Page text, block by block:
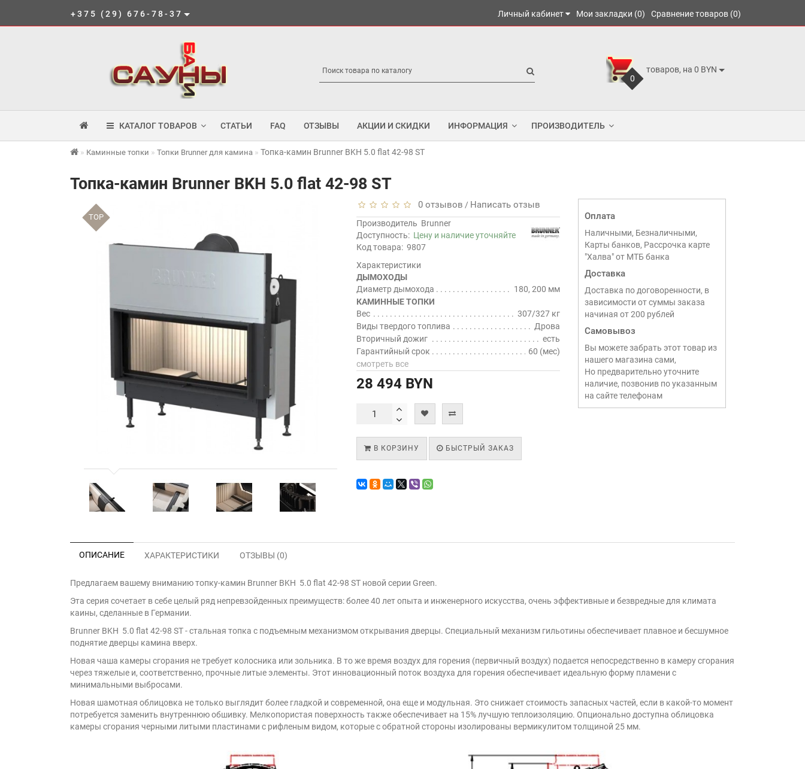
+375 (29) 676-78-37 Личный кабинет Мои закладки (0) Сравнение товаров (0)
0
товаров, на 0 BYN
КАТАЛОГ ТОВАРОВ СТАТЬИ FAQ ОТЗЫВЫ АКЦИИ И СКИДКИ ИНФОРМАЦИЯ ПРОИЗВОДИТЕЛЬ
Каминные топки Топки Brunner для камина Топка-камин Brunner BKH 5.0 flat 42-98 ST
Топка-камин Brunner BKH 5.0 flat 42-98 ST
TOP
0 отзывов / Написать отзыв
Производитель Brunner
Доступность: Цену и наличие уточняйте
Код товара: 9807
Характеристики
ДЫМОХОДЫ
Диаметр дымохода
180, 200 мм
КАМИННЫЕ ТОПКИ
Вес
307/327 кг
Виды твердого топлива
Дрова
Вторичный дожиг
есть
Гарантийный срок
60 (мес)
смотреть все
28 494 BYN
В КОРЗИНУ БЫСТРЫЙ ЗАКАЗ
Оплата
Наличными, Безналичными,
Карты банков, Рассрочка карте
"Халва" от МТБ банка
Доставка
Доставка по договоренности, в
зависимости от суммы заказа
начиная от 200 рублей
Самовывоз
Вы можете забрать этот товар из
нашего магазина сами,
Но предварительно уточните
наличие, позвонив по указанным
на сайте телефонам
ОПИСАНИЕ ХАРАКТЕРИСТИКИ ОТЗЫВЫ (0)
Предлагаем вашему вниманию топку-камин Brunner BKH 5.0 flat 42-98 ST новой серии Green.
Эта серия сочетает в себе целый ряд непревзойденных преимуществ: более 40 лет опыта и инженерного искусства, очень эффективные и безвредные для климата
каины, сделанные в Германии.
Brunner BKH 5.0 flat 42-98 ST - стальная топка с подъемным механизмом открывания дверцы. Специальный механизм гильотины обеспечивает плавное и бесшумное
поднятие дверцы камина вверх.
Новая чаша камеры сгорания не требует колосника или зольника. В то же время воздух для горения (первичный воздух) подается непосредственно в камеру сгорания
через тяжелые и, соответственно, прочные литые элементы. Этот инновационный поток воздуха для горения обеспечивает идеальную форму пламени с
минимальными выбросами.
Новая шамотная облицовка не только выглядит более гладкой и современной, она еще и модульная. Это снижает стоимость запасных частей, если в какой-то момент
потребуется заменить внутреннюю обшивку. Мелкопористая поверхность также обеспечивает на 15% лучшую теплоизоляцию. Опционально доступна облицовка
камеры сгорания черными литыми пластинами с рифленым видом, которые с обратной стороны изолированы вермикулитом толщиной 25 мм.